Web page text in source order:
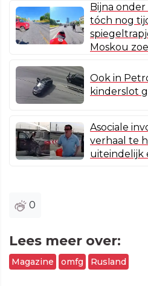
Bijna
tóch nog
Moskou
Ook in
kinderslot
Asociale
verhaal te
uiteindelijk
0
Lees meer over:
Magazine omfg Rusland